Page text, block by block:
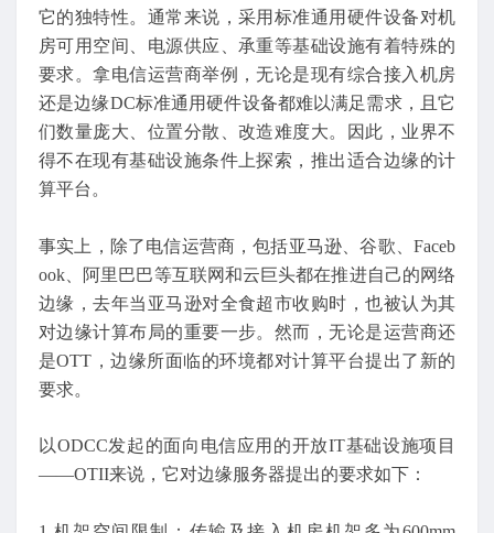
它的独特性。通常来说，采用标准通用硬件设备对机
房可用空间、电源供应、承重等基础设施有着特殊的
要求。拿电信运营商举例，无论是现有综合接入机房
还是边缘DC标准通用硬件设备都难以满足需求，且它
们数量庞大、位置分散、改造难度大。因此，业界不
得不在现有基础设施条件上探索，推出适合边缘的计
算平台。
事实上，除了电信运营商，包括亚马逊、谷歌、Faceb
ook、阿里巴巴等互联网和云巨头都在推进自己的网络
边缘，去年当亚马逊对全食超市收购时，也被认为其
对边缘计算布局的重要一步。然而，无论是运营商还
是OTT，边缘所面临的环境都对计算平台提出了新的
要求。
以ODCC发起的面向电信应用的开放IT基础设施项目
——OTII来说，它对边缘服务器提出的要求如下：